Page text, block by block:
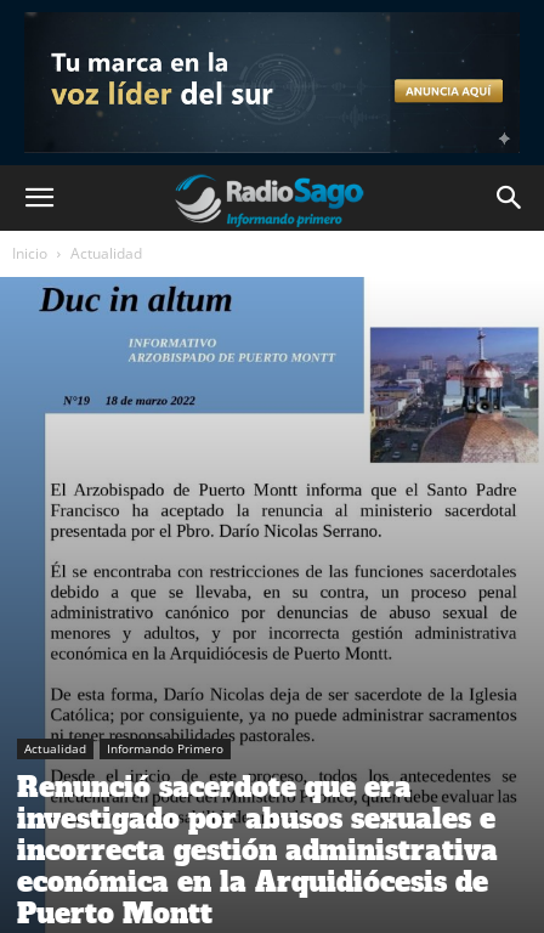
Inicio Actualidad
Actualidad Informando Primero
Renunció sacerdote que era
investigado por abusos sexuales e
incorrecta gestión administrativa
económica en la Arquidiócesis de
Puerto Montt